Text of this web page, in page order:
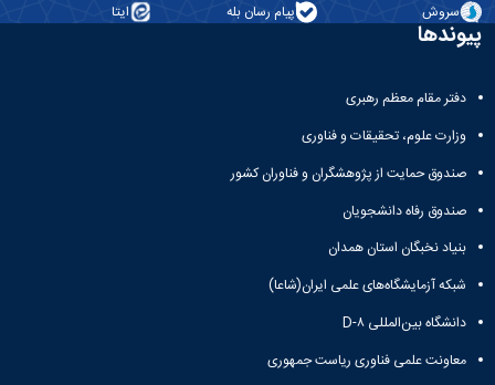
سروش پیام رسان بله ایتا
پیوندها
دفتر مقام معظم رهبری
وزارت علوم، تحقیقات و فناوری
صندوق حمایت از پژوهشگران و فناوران کشور
صندوق رفاه دانشجویان
بنیاد نخبگان استان همدان
شبکه آزمایشگاه‌های علمی ایران(شاعا)
دانشگاه بین‌المللی D-۸
معاونت علمی فناوری ریاست جمهوری